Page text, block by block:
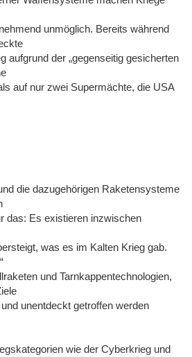
unmöglich. Bereits während
aufgrund der „gegenseitig gesicherten
auf nur zwei Supermächte, die USA
die dazugehörigen Raketensysteme
das: Es existieren inzwischen
was es im Kalten Krieg gab.
und Tarnkappentechnologien,
unentdeckt getroffen werden
wie der Cyberkrieg und